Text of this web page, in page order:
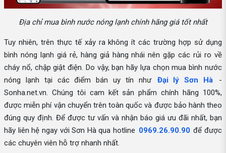
Địa chỉ mua bình nước nóng lạnh chính hãng giá tốt nhất
Tuy nhiên, trên thực tế xảy ra không ít các trường hợp sử dụng
bình nóng lạnh giá rẻ, hàng giả hàng nhái nên gặp các rủi ro về
cháy nổ, chập giật điện. Do vậy, bạn hãy lựa chọn mua bình nước
nóng lạnh tại các điểm bán uy tín như
Đại lý Sơn Hà
-
Sonha.net.vn. Chúng tôi cam kết sản phẩm chính hãng 100%,
được miễn phí vận chuyển trên toàn quốc và được bảo hành theo
đúng quy định. Để được tư vấn và nhận báo giá ưu đãi nhất, bạn
hãy liên hệ ngay với Sơn Hà qua hotline 0969.26.90.90 để được
các chuyên viên hỗ trợ nhanh nhất.